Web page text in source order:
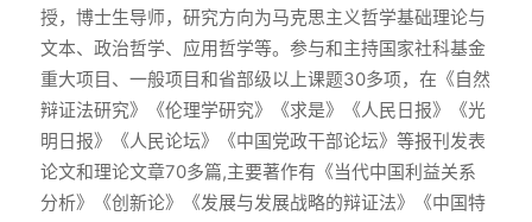
授，博士生导师，研究方向为马克思主义哲学基础理论与
文本、政治哲学、应用哲学等。参与和主持国家社科基金
重大项目、一般项目和省部级以上课题30多项，在《自然
辩证法研究》《伦理学研究》《求是》《人民日报》《光
明日报》《人民论坛》《中国党政干部论坛》等报刊发表
论文和理论文章70多篇,主要著作有《当代中国利益关系
分析》《创新论》《发展与发展战略的辩证法》《中国特